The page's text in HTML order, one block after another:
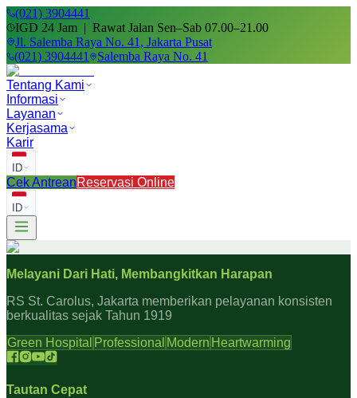
(021) 3904441
IGD 24 Jam | Rawat Jalan Sen–Sab 07.00–21.00
Jl. Salemba Raya No. 41, Jakarta Pusat
(021) 3904441
Salemba Raya No. 41
Tentang Kami
Informasi
Layanan
Kerjasama
Karir
ID
Cek AntreanReservasi Online
ID
Melayani Dari Hati, Membangkitkan Harapan
RS St. Carolus, Jakarta memberikan pelayanan konsisten
berkualitas sejak Tahun 1919
Green Hospital Professional Modern Heartwarming
Tautan Cepat